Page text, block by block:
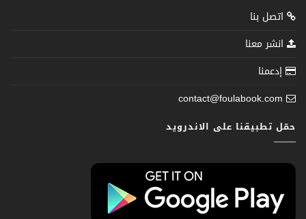
اتصل بنا
انشر معنا
إدعمنا
contact@foulabook.com
حمّل تطبيقنا على الاندرويد